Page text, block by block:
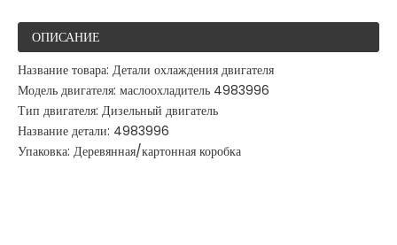
ОПИСАНИЕ
Название товара: Детали охлаждения двигателя
Модель двигателя: маслоохладитель 4983996
Тип двигателя: Дизельный двигатель
Название детали: 4983996
Упаковка: Деревянная/картонная коробка